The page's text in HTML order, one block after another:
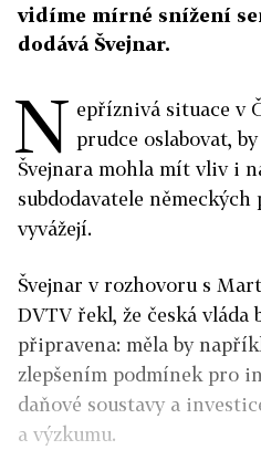
vidíme mírné snížení
dodává Švejnar.
N epříznivá situace v
prudce oslabovat,
Švejnara mohla mít vliv i
subdodavatele
vyvážejí.
Švejnar v rozhovoru s
DVTV řekl, že česká vláda
připravena: měla by
zlepšením podmínek pro
daňové soustavy a
a výzkumu.